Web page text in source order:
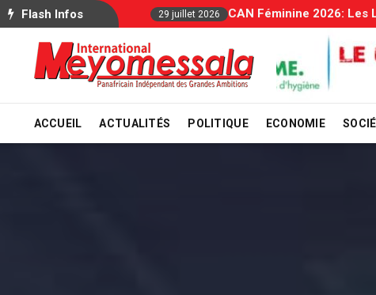
ACCUEIL ACTUALITÉS POLITIQUE ECONOMIE
Flash Infos 29 juillet 2026 Allocations